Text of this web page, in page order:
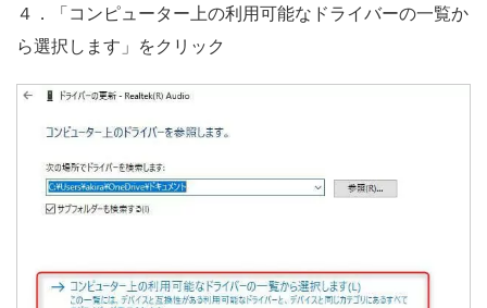
４．「コンピューター上の利用可能なドライバーの一覧か
ら選択します」をクリック